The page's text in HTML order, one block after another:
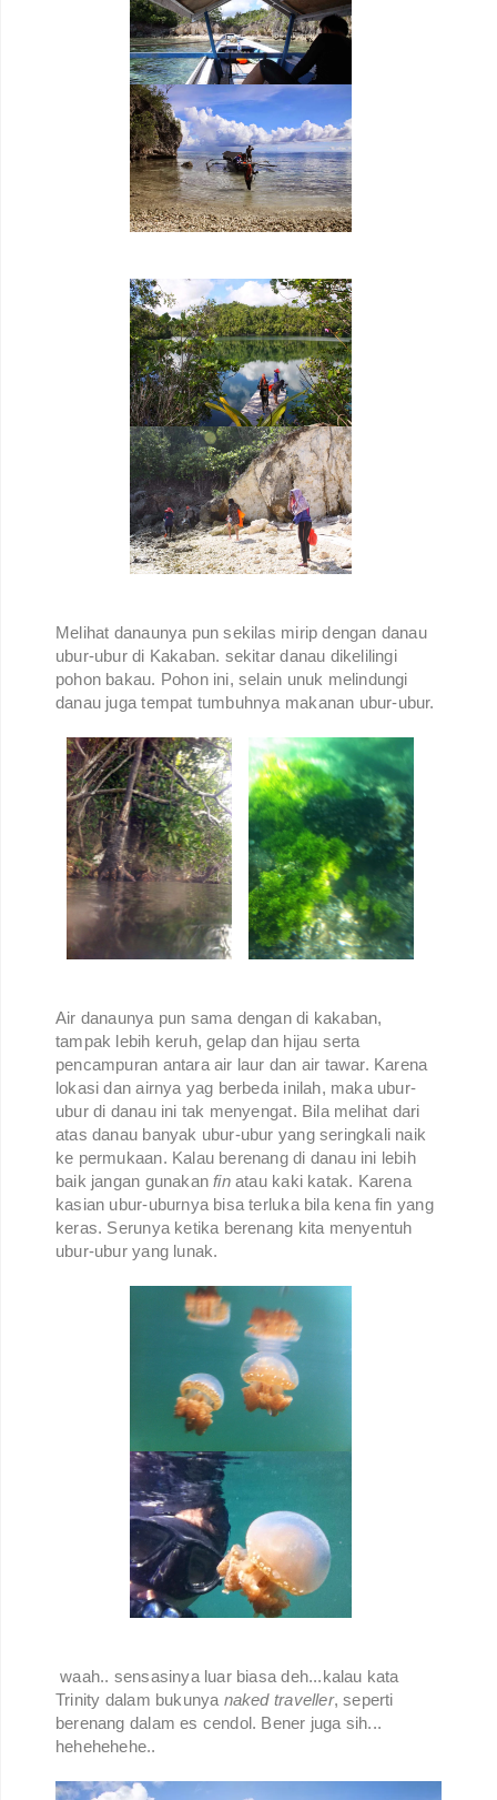
Melihat danaunya pun sekilas mirip dengan danau
ubur-ubur di Kakaban. sekitar danau dikelilingi
pohon bakau. Pohon ini, selain unuk melindungi
danau juga tempat tumbuhnya makanan ubur-ubur.
Air danaunya pun sama dengan di kakaban,
tampak lebih keruh, gelap dan hijau serta
pencampuran antara air laur dan air tawar. Karena
lokasi dan airnya yag berbeda inilah, maka ubur-
ubur di danau ini tak menyengat. Bila melihat dari
atas danau banyak ubur-ubur yang seringkali naik
ke permukaan. Kalau berenang di danau ini lebih
baik jangan gunakanfinatau kaki katak. Karena
kasian ubur-uburnya bisa terluka bila kena fin yang
keras. Serunya ketika berenang kita menyentuh
ubur-ubur yang lunak.
waah.. sensasinya luar biasa deh...kalau kata
Trinity dalam bukunya naked traveller, seperti
berenang dalam es cendol. Bener juga sih...
hehehehehe..